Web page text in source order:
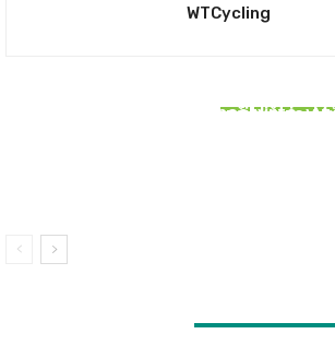
WTCycling
Roglič ovládl Vueltu počtvrté, v
PRIMOŽ ROGLIČ se přibližuje.